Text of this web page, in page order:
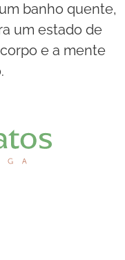
banho quente,
um estado de
e a mente